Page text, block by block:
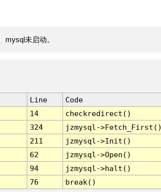
mysql未启动。
Line
Code
14
checkredirect()
324
jzmysql-
211
jzmysql->Init()
62
jzmysql->Open()
94
jzmysql->halt()
76 break()